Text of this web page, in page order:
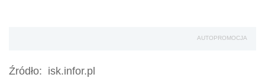
AUTOPROMOCJA
Źródło: isk.infor.pl